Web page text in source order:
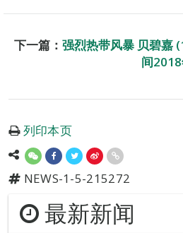
下一篇： 强烈热带风暴 贝碧嘉
间
列印本页
NEWS-1-5-215272
最新新闻